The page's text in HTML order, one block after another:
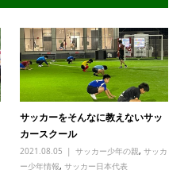
サッカーをそんなに教えないサッ
カースクール
2021.08.05 サッカー少年の親,サッカ
ー少年情報,サッカー日本代表